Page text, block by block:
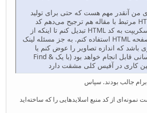
من آنقدر مهم هست که حتی برای تولید
برخی صفحات HTML مرتبط با مقاله هم ترجیح می‌دهم کد
لاتکم را به با یک اسکریپت به کد HTML تبدیل کنم تا اینکه از
آفیس برای ایجاد صفحه HTML استفاده کنم. به جز مسئله لینک
باشد که اندازه تصاویر را عوض کنم یا
آدرس آنها را، به آسانی قابل انجام خواهد بود (با یک Find &
برام جالب بودند. سپاس
از کد منبع اسلایدهایی را که ساخته‌اید